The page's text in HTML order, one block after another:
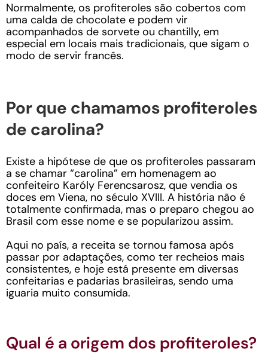
Normalmente, os profiteroles são cobertos com
uma calda de chocolate e podem vir
acompanhados de sorvete ou chantilly, em
especial em locais mais tradicionais, que sigam o
modo de servir francês.
Por que chamamos profiteroles
de carolina?
Existe a hipótese de que os profiteroles passaram
a se chamar “carolina” em homenagem ao
confeiteiro Karóly Ferencsarosz, que vendia os
doces em Viena, no século XVIII. A história não é
totalmente confirmada, mas o preparo chegou ao
Brasil com esse nome e se popularizou assim.
Aqui no país, a receita se tornou famosa após
passar por adaptações, como ter recheios mais
consistentes, e hoje está presente em diversas
confeitarias e padarias brasileiras, sendo uma
iguaria muito consumida.
Qual é a origem dos profiteroles?